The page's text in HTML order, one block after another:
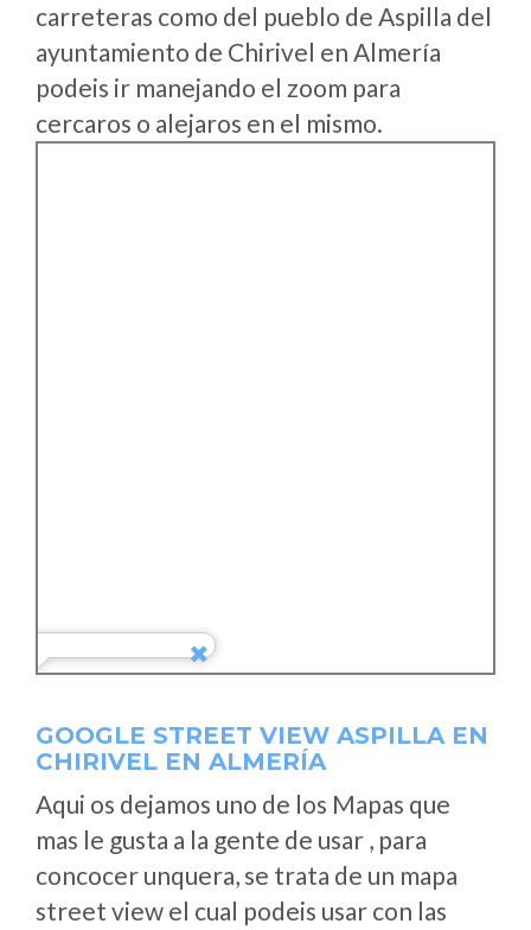
carreteras como del pueblo de Aspilla del
ayuntamiento de Chirivel en Almería
podeis ir manejando el zoom para
cercaros o alejaros en el mismo.
GOOGLE STREET VIEW ASPILLA EN
CHIRIVEL EN ALMERÍA
Aqui os dejamos uno de los Mapas que
mas le gusta a la gente de usar , para
concocer unquera, se trata de un mapa
street view el cual podeis usar con las